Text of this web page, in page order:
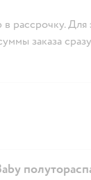
рассрочку. Для
заказа